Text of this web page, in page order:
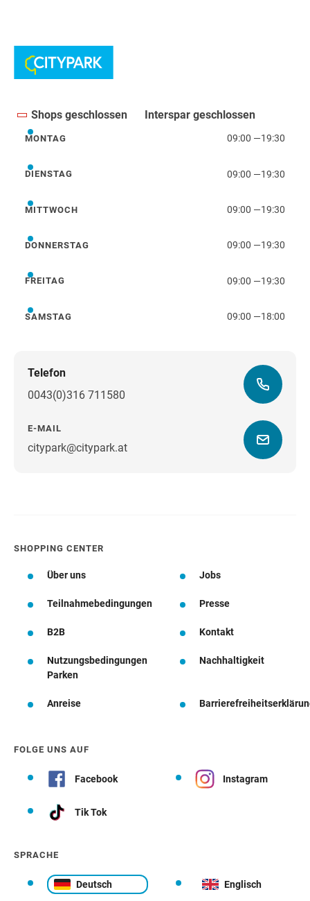
Shops geschlossen Interspar geschlossen
Montag
MONTAG 09:00 —19:30
Dienstag
DIENSTAG 09:00 —19:30
Mittwoch
MITTWOCH 09:00 —19:30
Donnerstag
DONNERSTAG 09:00 —19:30
Freitag
FREITAG 09:00 —19:30
Samstag
SAMSTAG 09:00 —18:00
Telefon
0043(0)316 711580
E-MAIL
citypark@citypark.atWegbeschreibung
SHOPPING CENTER
Über uns Jobs
Teilnahmebedingungen Presse
B2B Kontakt
Nutzungsbedingungen
Parken
Nachhaltigkeit
Anreise
FOLGE UNS AUF
Facebook Instagram
Tik Tok
SPRACHE
Deutsch Englisch